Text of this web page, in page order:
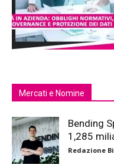
Mercati e Nomine
Bending
1,285
Redazione